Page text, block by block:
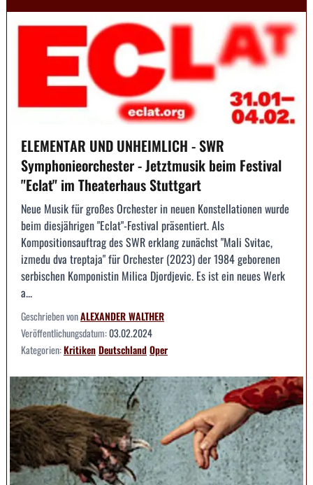
ELEMENTAR UND UNHEIMLICH - SWR
Symphonieorchester - Jetztmusik beim Festival
"Eclat" im Theaterhaus Stuttgart
Neue Musik für großes Orchester in neuen Konstellationen wurde
beim diesjährigen "Eclat"-Festival präsentiert. Als
Kompositionsauftrag des SWR erklang zunächst "Mali Svitac,
izmedu dva treptaja" für Orchester (2023) der 1984 geborenen
serbischen Komponistin Milica Djordjevic. Es ist ein neues Werk
a...
Geschrieben vonALEXANDER WALTHER
Veröffentlichungsdatum:03.02.2024
Kategorien:KritikenDeutschlandOper